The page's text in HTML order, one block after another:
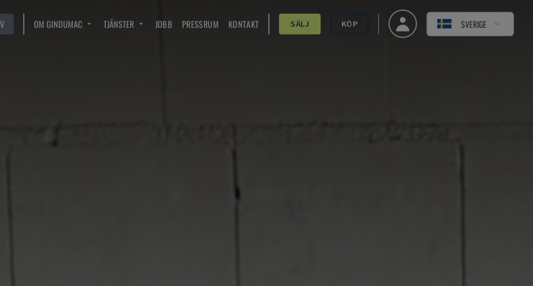
OM GINDUMAC TJÄNSTER JOBB PRESSRUM KONTAKT SÄLJ KÖP SVERIGE